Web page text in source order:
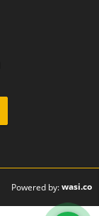
Powered by:wasi.co